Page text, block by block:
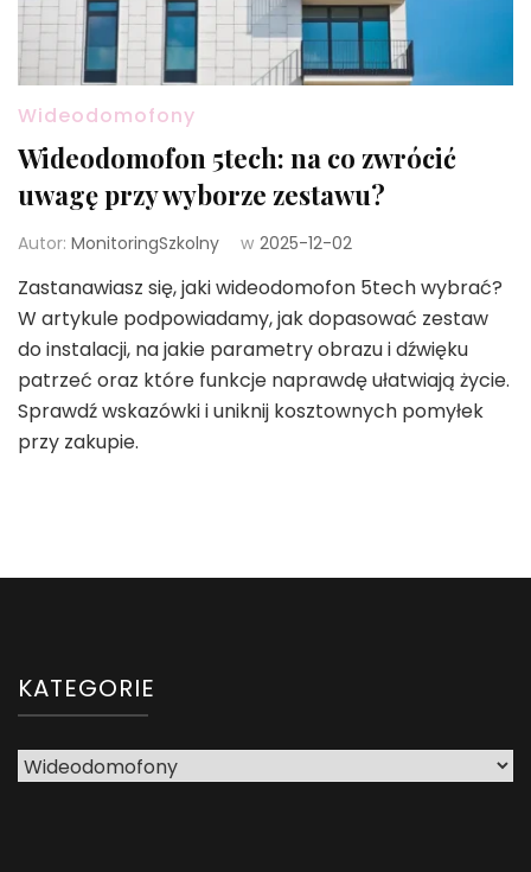
Wideodomofony
Wideodomofon 5tech: na co zwrócić
uwagę przy wyborze zestawu?
Autor: MonitoringSzkolny w 2025-12-02
Zastanawiasz się, jaki wideodomofon 5tech wybrać?
W artykule podpowiadamy, jak dopasować zestaw
do instalacji, na jakie parametry obrazu i dźwięku
patrzeć oraz które funkcje naprawdę ułatwiają życie.
Sprawdź wskazówki i uniknij kosztownych pomyłek
przy zakupie.
KATEGORIE
Kategorie